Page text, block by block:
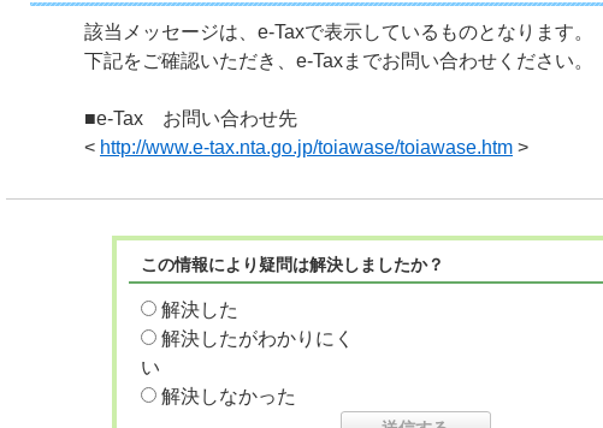
該当メッセージは、e-Taxで表示しているものとなります。
下記をご確認いただき、e-Taxまでお問い合わせください。
■e-Tax お問い合わせ先
< http://www.e-tax.nta.go.jp/toiawase/toiawase.htm >
この情報により疑問は解決しましたか？
解決した
解決したがわかりにく
い
解決しなかった